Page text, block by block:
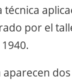
por el